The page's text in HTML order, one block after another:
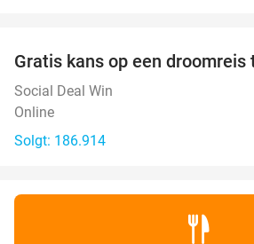
Gratis kans op een droomreis
Social Deal Win
Online
Solgt: 186.914